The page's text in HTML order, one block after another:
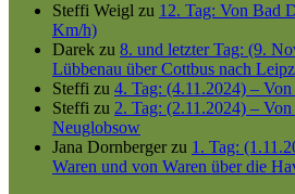
Steffi Weigl zu 12. Tag: Von Bad
Km/h)
Darek zu 8. und letzter Tag: (9.
Lübbenau über Cottbus nach
Steffi zu 4. Tag: (4.11.2024) –
Steffi zu 2. Tag: (2.11.2024) –
Neuglobsow
Jana Dornbergerzu 1. Tag:
Waren und von Waren über die